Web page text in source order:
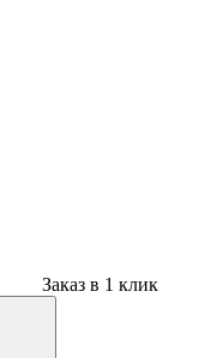
Заказ в 1 клик